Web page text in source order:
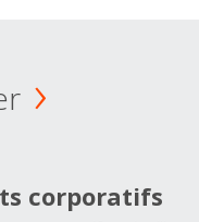
corporatifs